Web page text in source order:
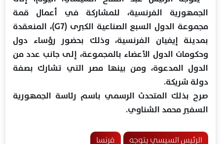
الجمهورية الفرنسية، للمشاركة في أعمال قمة
مجموعة الدول السبع الصناعية الكبرى (G7)، المنعقدة
بمدينة إيفيان الفرنسية، وذلك بحضور رؤساء دول
وحكومات الدول الأعضاء بالمجموعة، إلى جانب عدد من
الدول المدعوة، ومن بينها مصر التي تشارك بصفة
دولة شريكة.
صرح بذلك المتحدث الرسمي باسم رئاسة الجمهورية
السفير محمد الشناوي.
الرئيس السيسي يتوجه فرنسا